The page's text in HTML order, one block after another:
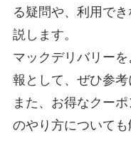
る疑問や、利用で
説します。
マックデリバリー
報として、ぜひ参考
また、お得なクー
のやり方についても